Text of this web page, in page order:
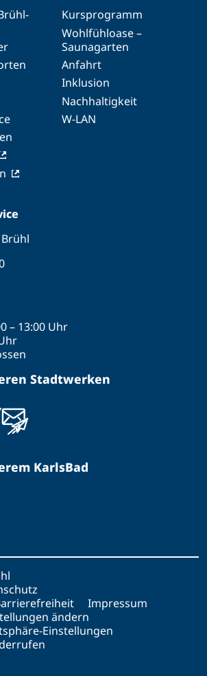
Kursprogramm
Wohlfühloase –
Saunagarten
Anfahrt
Inklusion
Nachhaltigkeit
W-LAN
– 13:00 Uhr
Stadtwerken
KarlsBad
Impressum
ändern
Einstellungen